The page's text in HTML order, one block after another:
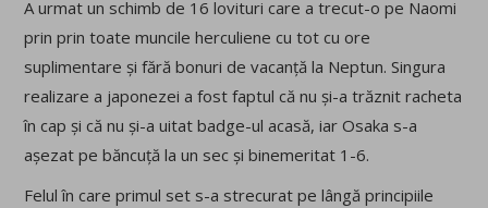
A urmat un schimb de 16 lovituri care a trecut-o pe Naomi
prin prin toate muncile herculiene cu tot cu ore
suplimentare și fără bonuri de vacanță la Neptun. Singura
realizare a japonezei a fost faptul că nu și-a trăznit racheta
în cap și că nu și-a uitat badge-ul acasă, iar Osaka s-a
așezat pe băncuță la un sec și binemeritat 1-6.
Felul în care primul set s-a strecurat pe lângă principiile